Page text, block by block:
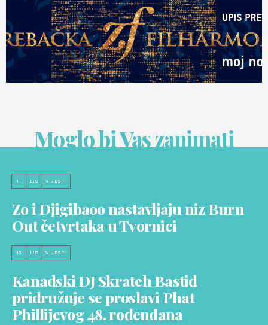
Moglo bi Vas zanimati
11 LIS VIJESTI
Zo i Djigibaoo nastavljaju niz Burn
Out četvrtaka u Tvornici
10 LIS VIJESTI
Kanadski DJ Skratch Bastid
pridružuje se proslavi Phat
Phillijevog 48. rođendana